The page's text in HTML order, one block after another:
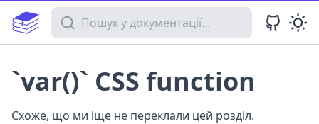
Пошук у документації
`var()` CSS function
Схоже, що ми іще не переклали цей розділ.